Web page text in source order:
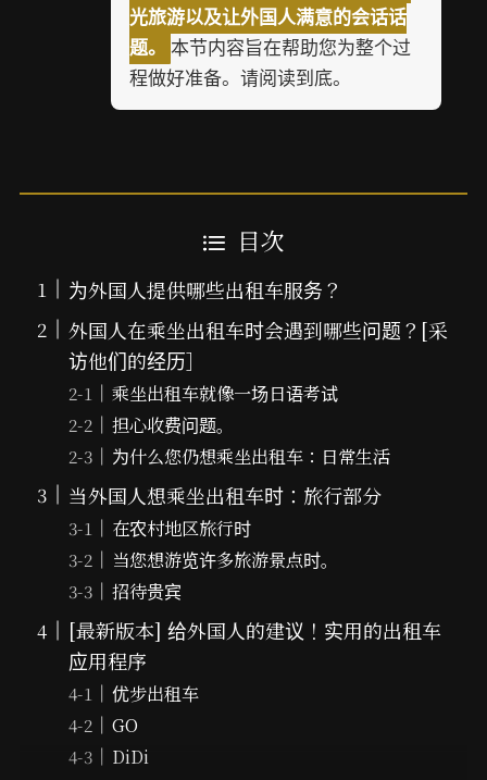
光旅游以及让外国人满意的会话话
题。 本节内容旨在帮助您为整个过
程做好准备。请阅读到底。
目次
为外国人提供哪些出租车服务？
外国人在乘坐出租车时会遇到哪些问题？[采
访他们的经历］
乘坐出租车就像一场日语考试
担心收费问题。
为什么您仍想乘坐出租车：日常生活
当外国人想乘坐出租车时：旅行部分
在农村地区旅行时
当您想游览许多旅游景点时。
招待贵宾
[最新版本] 给外国人的建议！实用的出租车
应用程序
优步出租车
GO
DiDi